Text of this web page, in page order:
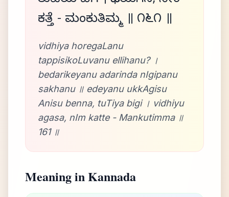
ಕತ್ತೆ - ಮಂಕುತಿಮ್ಮ ॥ ೧೬೧ ॥
vidhiya horegaLanu
tappisikoLuvanu ellihanu? ।
bedarikeyanu adarinda nIgipanu
sakhanu ॥ edeyanu ukkAgisu
Anisu benna, tuTiya bigi । vidhiyu
agasa, nIm katte - Mankutimma ॥
161 ॥
Meaning in Kannada